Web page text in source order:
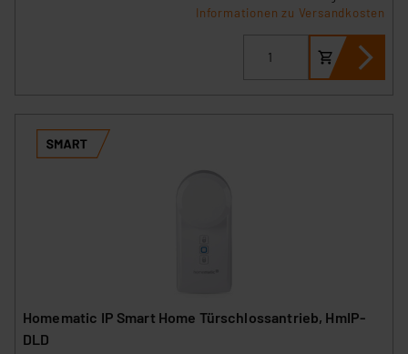
Informationen zu Versandkosten
Homematic IP Smart Home Türschlossantrieb, HmIP-
DLD